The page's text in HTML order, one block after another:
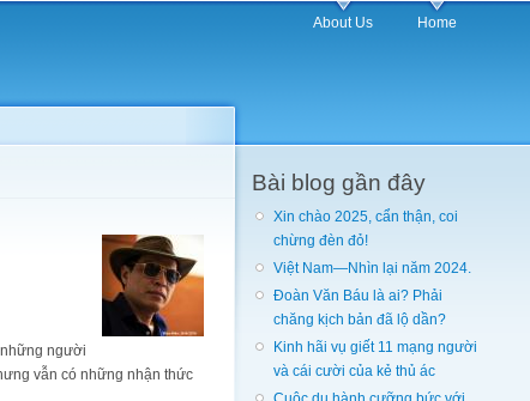
About Us Home
người
vẫn có những nhận thức
Bài blog gần đây
Xin chào 2025, cẩn thận, coi
chừng đèn đỏ!
Việt Nam—Nhìn lại năm 2024.
Đoàn Văn Báu là ai? Phải
chăng kịch bản đã lộ dần?
Kinh hãi vụ giết 11 mạng người
và cái cười của kẻ thủ ác